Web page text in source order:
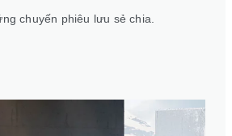
chuyến phiêu lưu sẻ chia.